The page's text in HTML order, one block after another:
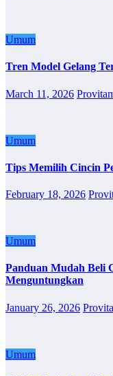
Umum
Tren Model Gelang
March 11, 2026
Umum
Tips Memilih Cincin
February 18, 2026
Umum
Panduan Mudah Beli
Menguntungkan
January 26, 2026
Umum